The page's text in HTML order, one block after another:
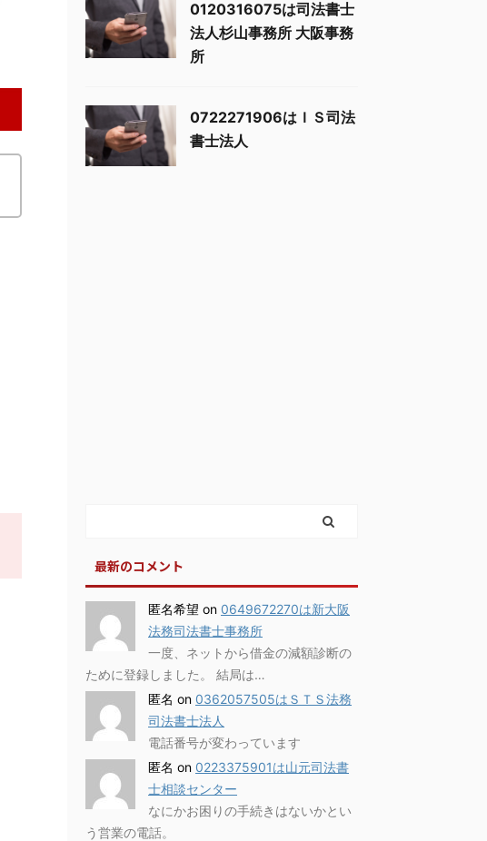
0120316075は司法書士
法人杉山事務所 大阪事務
所
0722271906はＩＳ司法
書士法人
最新のコメント
匿名希望 on 0649672270は新大阪
法務司法書士事務所
一度、ネットから借金の減額診断の
ために登録しました。 結局は…
匿名 on 0362057505はＳＴＳ法務
司法書士法人
電話番号が変わっています
匿名 on 0223375901は山元司法書
士相談センター
なにかお困りの手続きはないかとい
う営業の電話。